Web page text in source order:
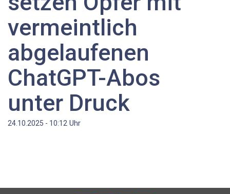
vermeintlich
abgelaufenen
ChatGPT-Abos
unter Druck
24.10.2025 - 10:12 Uhr